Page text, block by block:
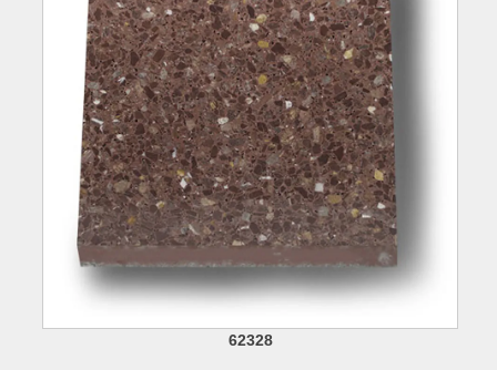
62328